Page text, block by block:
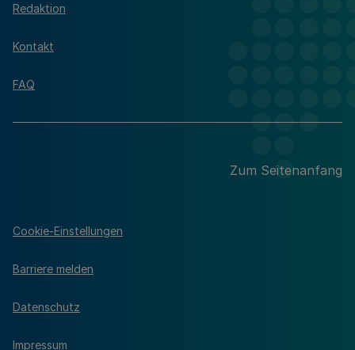
Redaktion
Kontakt
FAQ
Zum Seitenanfang
Cookie-Einstellungen
Barriere melden
Datenschutz
Impressum